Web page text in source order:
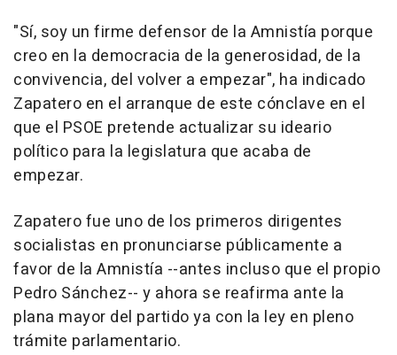
"Sí, soy un firme defensor de la Amnistía porque
creo en la democracia de la generosidad, de la
convivencia, del volver a empezar", ha indicado
Zapatero en el arranque de este cónclave en el
que el PSOE pretende actualizar su ideario
político para la legislatura que acaba de
empezar.
Zapatero fue uno de los primeros dirigentes
socialistas en pronunciarse públicamente a
favor de la Amnistía --antes incluso que el propio
Pedro Sánchez-- y ahora se reafirma ante la
plana mayor del partido ya con la ley en pleno
trámite parlamentario.